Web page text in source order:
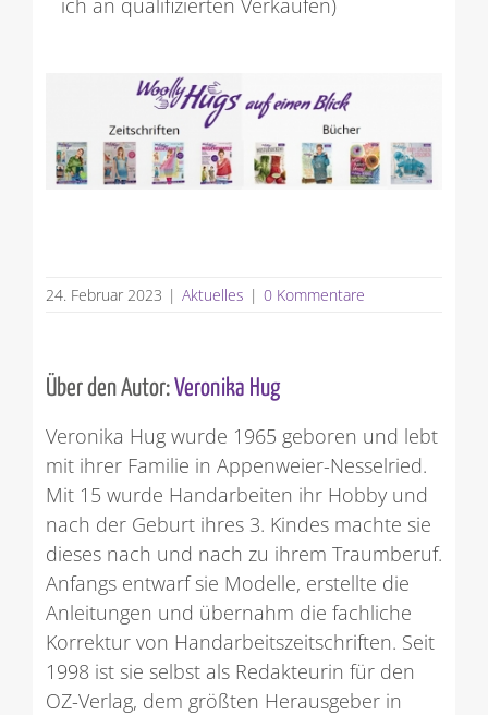
ich an qualifizierten Verkäufen)
24. Februar 2023 | Aktuelles | 0 Kommentare
Über den Autor:Veronika Hug
Veronika Hug wurde 1965 geboren und lebt
mit ihrer Familie in Appenweier-Nesselried.
Mit 15 wurde Handarbeiten ihr Hobby und
nach der Geburt ihres 3. Kindes machte sie
dieses nach und nach zu ihrem Traumberuf.
Anfangs entwarf sie Modelle, erstellte die
Anleitungen und übernahm die fachliche
Korrektur von Handarbeitszeitschriften. Seit
1998 ist sie selbst als Redakteurin für den
OZ-Verlag, dem größten Herausgeber in